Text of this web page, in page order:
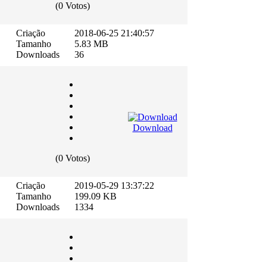
(0 Votos)
Criação
Tamanho
Downloads
2018-06-25 21:40:57
5.83 MB
36
(0 Votos)
Download
Criação
Tamanho
Downloads
2019-05-29 13:37:22
199.09 KB
1334